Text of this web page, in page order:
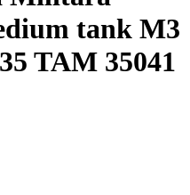
tank M3
TAM 35041